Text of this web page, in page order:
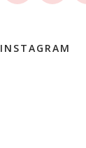
INSTAGRAM